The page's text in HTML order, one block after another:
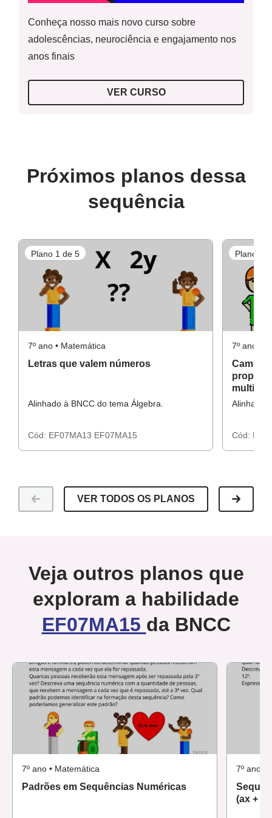
Resolução atividade complementar
Conheça nosso mais novo curso sobre
adolescências, neurociência e engajamento nos
anos finais
VER CURSO
Próximos planos dessa
sequência
Plano 1 de 5
7º ano • Matemática
Letras que valem números
Alinhado à BNCC do tema Álgebra.
Cód: EF07MA13 EF07MA15
Plano 2
7º ano •
Alinhado
Cód:
VER TODOS OS PLANOS
Veja outros planos que
exploram a habilidade
EF07MA15 da BNCC
7º ano • Matemática
Padrões em Sequências Numéricas
7º ano •
(ax + b)